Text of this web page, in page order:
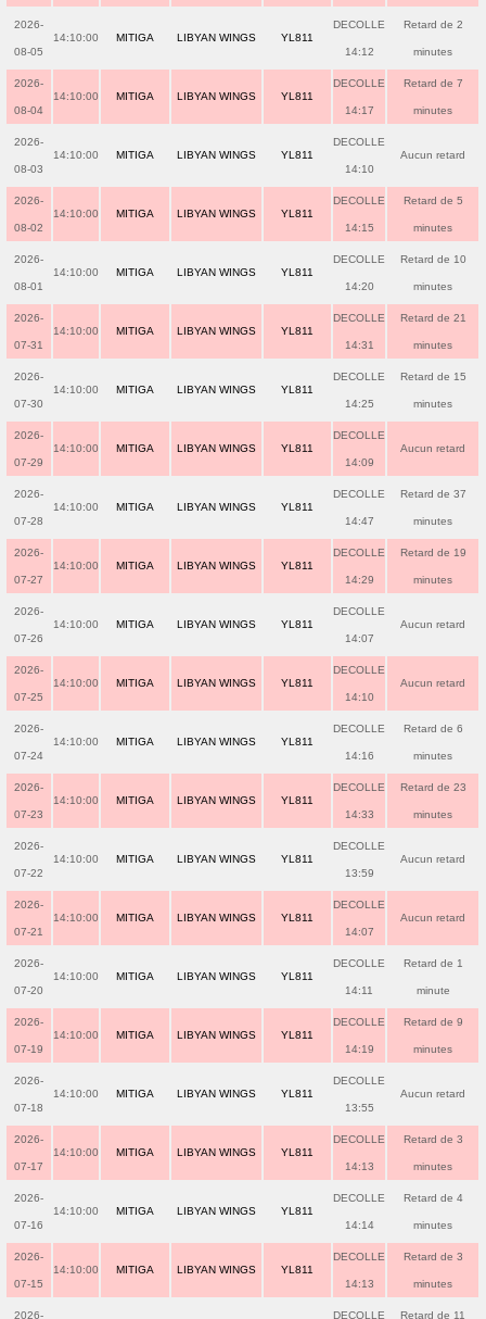
2026-
08-05
14:10:00 MITIGA LIBYAN WINGS YL811
DECOLLE
14:12
Retard de 2
minutes
2026-
08-04
14:10:00 MITIGA LIBYAN WINGS YL811
DECOLLE
14:17
Retard de 7
minutes
2026-
08-03
14:10:00 MITIGA LIBYAN WINGS YL811
DECOLLE
14:10
Aucun retard
2026-
08-02
14:10:00 MITIGA LIBYAN WINGS YL811
DECOLLE
14:15
Retard de 5
minutes
2026-
08-01
14:10:00 MITIGA LIBYAN WINGS YL811
DECOLLE
14:20
Retard de 10
minutes
2026-
07-31
14:10:00 MITIGA LIBYAN WINGS YL811
DECOLLE
14:31
Retard de 21
minutes
2026-
07-30
14:10:00 MITIGA LIBYAN WINGS YL811
DECOLLE
14:25
Retard de 15
minutes
2026-
07-29
14:10:00 MITIGA LIBYAN WINGS YL811
DECOLLE
14:09
Aucun retard
2026-
07-28
14:10:00 MITIGA LIBYAN WINGS YL811
DECOLLE
14:47
Retard de 37
minutes
2026-
07-27
14:10:00 MITIGA LIBYAN WINGS YL811
DECOLLE
14:29
Retard de 19
minutes
2026-
07-26
14:10:00 MITIGA LIBYAN WINGS YL811
DECOLLE
14:07
Aucun retard
2026-
07-25
14:10:00 MITIGA LIBYAN WINGS YL811
DECOLLE
14:10
Aucun retard
2026-
07-24
14:10:00 MITIGA LIBYAN WINGS YL811
DECOLLE
14:16
Retard de 6
minutes
2026-
07-23
14:10:00 MITIGA LIBYAN WINGS YL811
DECOLLE
14:33
Retard de 23
minutes
2026-
07-22
14:10:00 MITIGA LIBYAN WINGS YL811
DECOLLE
13:59
Aucun retard
2026-
07-21
14:10:00 MITIGA LIBYAN WINGS YL811
DECOLLE
14:07
Aucun retard
2026-
07-20
14:10:00 MITIGA LIBYAN WINGS YL811
DECOLLE
14:11
Retard de 1
minute
2026-
07-19
14:10:00 MITIGA LIBYAN WINGS YL811
DECOLLE
14:19
Retard de 9
minutes
2026-
07-18
14:10:00 MITIGA LIBYAN WINGS YL811
DECOLLE
13:55
Aucun retard
2026-
07-17
14:10:00 MITIGA LIBYAN WINGS YL811
DECOLLE
14:13
Retard de 3
minutes
2026-
07-16
14:10:00 MITIGA LIBYAN WINGS YL811
DECOLLE
14:14
Retard de 4
minutes
2026-
07-15
14:10:00 MITIGA LIBYAN WINGS YL811
DECOLLE
14:13
Retard de 3
minutes
2026- DECOLLE Retard de 11